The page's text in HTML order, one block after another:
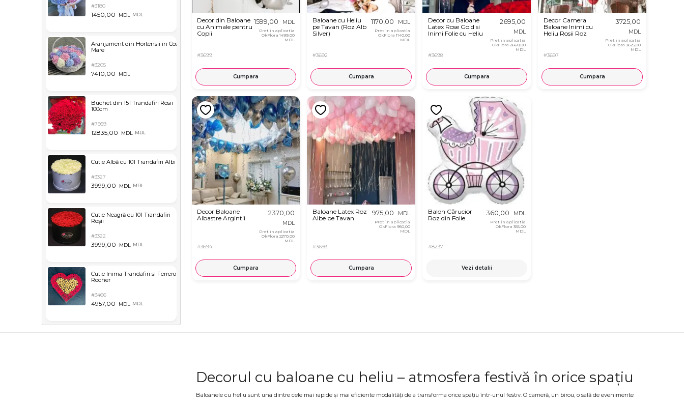
#3180
1450,00 MDL MDL
Aranjament din Hortensii in Cos
Mare
#3205
7410,00 MDL
Buchet din 151 Trandafiri Rosii
100cm
#7959
12835,00 MDL MDL
Cutie Albă cu 101 Trandafiri Albi
#3327
3999,00 MDL MDL
Cutie Neagră cu 101 Trandafiri
Roșii
#3322
3999,00 MDL MDL
Cutie Inima Trandafiri si Ferrero
Rocher
#3466
4957,00 MDL MDL
Decor din Baloane
cu Animale pentru
Copii
#3699
1599,00 MDL
Pret in aplicatia
OkFlora 1499,00
MDL
Cumpara
Baloane cu Heliu
pe Tavan (Roz Alb
Silver)
#3692
1170,00 MDL
Pret in aplicatia
OkFlora 1140,00
MDL
Cumpara
Decor cu Baloane
Latex Rose Gold si
Inimi Folie cu Heliu
#3698
2695,00
MDL
Pret in aplicatia
OkFlora 2660,00
MDL
Cumpara
Decor Camera
Baloane Inimi cu
Heliu Rosii Roz
#3697
3725,00
MDL
Pret in aplicatia
OkFlora3625,00
MDL
Cumpara
Decor Baloane
Albastre Argintii
#3694
2370,00
MDL
Pret in aplicatia
OkFlora 2270,00
MDL
Cumpara
Baloane Latex Roz
Albe pe Tavan
#3693
975,00 MDL
Pret in aplicatia
OkFlora 950,00
MDL
Cumpara
Balon Cărucior
Roz din Folie
#8237
360,00 MDL
Pret in aplicatia
OkFlora 355,00
MDL
Vezi detalii
Decorul cu baloane cu heliu – atmosfera festivă în orice spațiu
Baloanele cu heliu sunt una dintre cele mai rapide și mai eficiente modalități de a transforma orice spațiu într-unul festiv. O cameră, un birou, o sală de evenimente